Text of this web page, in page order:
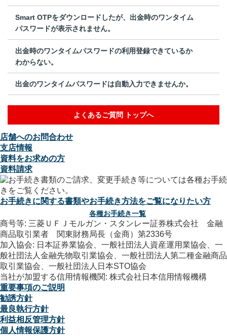
Smart OTPをダウンロードしたが、出金時のワンタイム
パスワードが表示されません。
出金時のワンタイムパスワードの利用登録できているか
わからない。
出金のワンタイムパスワードは自動入力できませんか。
よくあるご質問 トップへ
店舗へのお問合わせ
支店情報
資料をお求めの方
資料請求
お手続きに関する書類やお手続き方法をご覧になりたい方
各種お手続き一覧
商号等: 三菱ＵＦＪモルガン・スタンレー証券株式会社 金融
商品取引業者 関東財務局長（金商）第2336号
加入協会: 日本証券業協会、一般社団法人資産運用業協会、一
般社団法人金融先物取引業協会、一般社団法人第二種金融商品
取引業協会、一般社団法人日本STO協会
当社が加盟する信用情報機関: 株式会社日本信用情報機構
重要事項のご説明
勧誘方針
最良執行方針
利益相反管理方針
個人情報保護方針